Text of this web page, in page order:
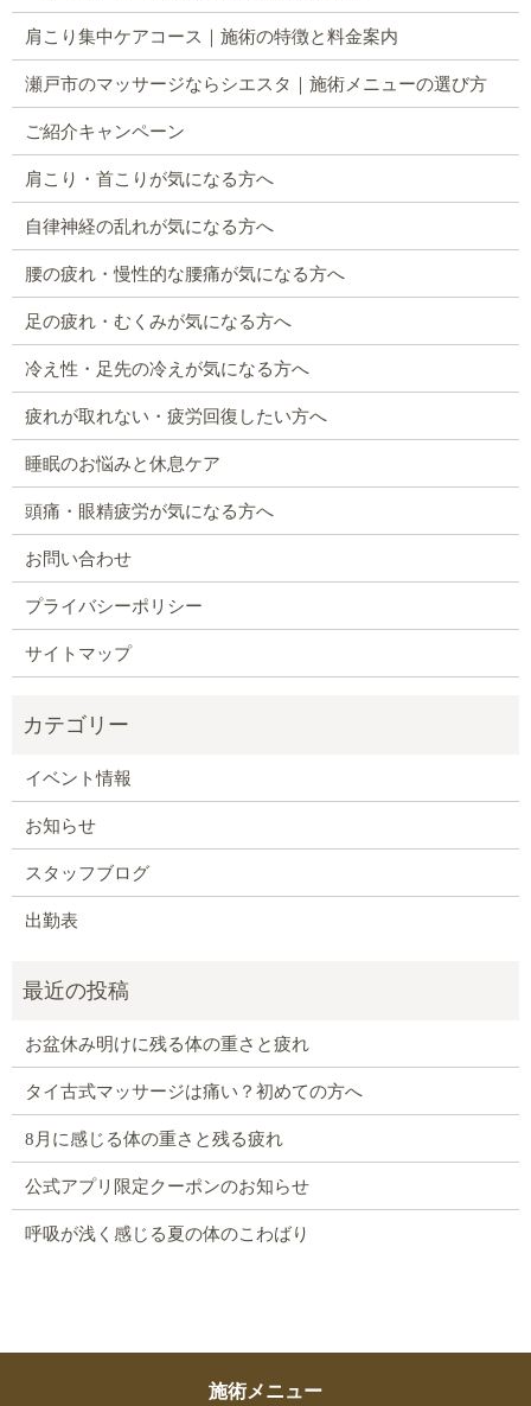
肩こり集中ケアコース｜施術の特徴と料金案内
瀬戸市のマッサージならシエスタ｜施術メニューの選び方
ご紹介キャンペーン
肩こり・首こりが気になる方へ
自律神経の乱れが気になる方へ
腰の疲れ・慢性的な腰痛が気になる方へ
足の疲れ・むくみが気になる方へ
冷え性・足先の冷えが気になる方へ
疲れが取れない・疲労回復したい方へ
睡眠のお悩みと休息ケア
頭痛・眼精疲労が気になる方へ
お問い合わせ
プライバシーポリシー
サイトマップ
イベント情報
お知らせ
スタッフブログ
出勤表
お盆休み明けに残る体の重さと疲れ
タイ古式マッサージは痛い？初めての方へ
8月に感じる体の重さと残る疲れ
公式アプリ限定クーポンのお知らせ
呼吸が浅く感じる夏の体のこわばり
施術メニュー